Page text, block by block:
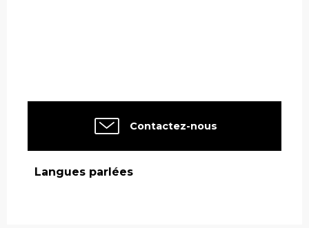
Contactez-nous
Langues parlées
Langues parlées